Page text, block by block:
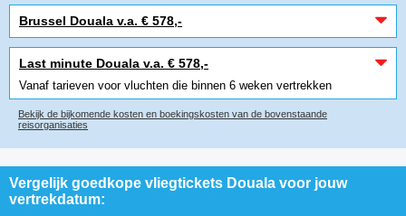
Brussel Douala v.a. € 578,-
Last minute Douala v.a. € 578,-
Vanaf tarieven voor vluchten die binnen 6 weken vertrekken
Bekijk de bijkomende kosten en boekingskosten van de bovenstaande
reisorganisaties
Vergelijk goedkope vliegtickets Douala voor jouw
vertrekdatum: